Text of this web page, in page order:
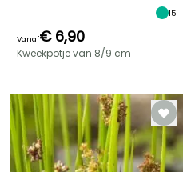
15
Vanaf€ 6,90
Kweekpotje van 8/9 cm